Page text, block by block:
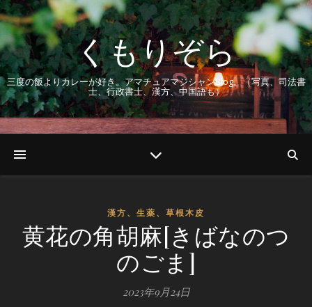
くもりぞら
三度の飯よりカレーが好き。アマチュアマジシャンBlog。（写真、司法書
士、行政書士、漢方、中国語も）
漢方、生薬、草根木皮
黄花の角胡麻[きばなのつ
のごま]
2023年9月24日